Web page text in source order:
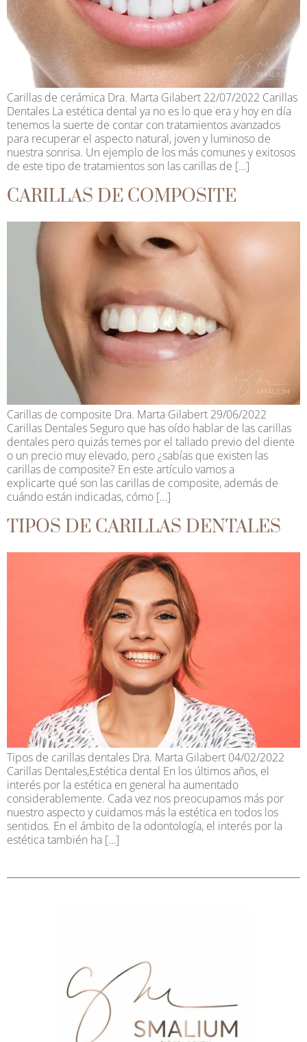
Carillas de cerámica Dra. Marta Gilabert 22/07/2022 Carillas
Dentales La estética dental ya no es lo que era y hoy en día
tenemos la suerte de contar con tratamientos avanzados
para recuperar el aspecto natural, joven y luminoso de
nuestra sonrisa. Un ejemplo de los más comunes y exitosos
de este tipo de tratamientos son las carillas de […]
CARILLAS DE COMPOSITE
Carillas de composite Dra. Marta Gilabert 29/06/2022
Carillas Dentales Seguro que has oído hablar de las carillas
dentales pero quizás temes por el tallado previo del diente
o un precio muy elevado, pero ¿sabías que existen las
carillas de composite? En este artículo vamos a
explicarte qué son las carillas de composite, además de
cuándo están indicadas, cómo […]
TIPOS DE CARILLAS DENTALES
Tipos de carillas dentales Dra. Marta Gilabert 04/02/2022
Carillas Dentales,Estética dental En los últimos años, el
interés por la estética en general ha aumentado
considerablemente. Cada vez nos preocupamos más por
nuestro aspecto y cuidamos más la estética en todos los
sentidos. En el ámbito de la odontología, el interés por la
estética también ha […]